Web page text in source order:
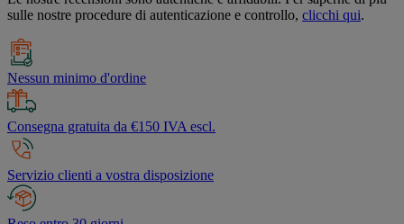
sulle nostre procedure di autenticazione e controllo, clicchi qui.
Nessun minimo d'ordine
Consegna gratuita da €150 IVA escl.
Servizio clienti a vostra disposizione